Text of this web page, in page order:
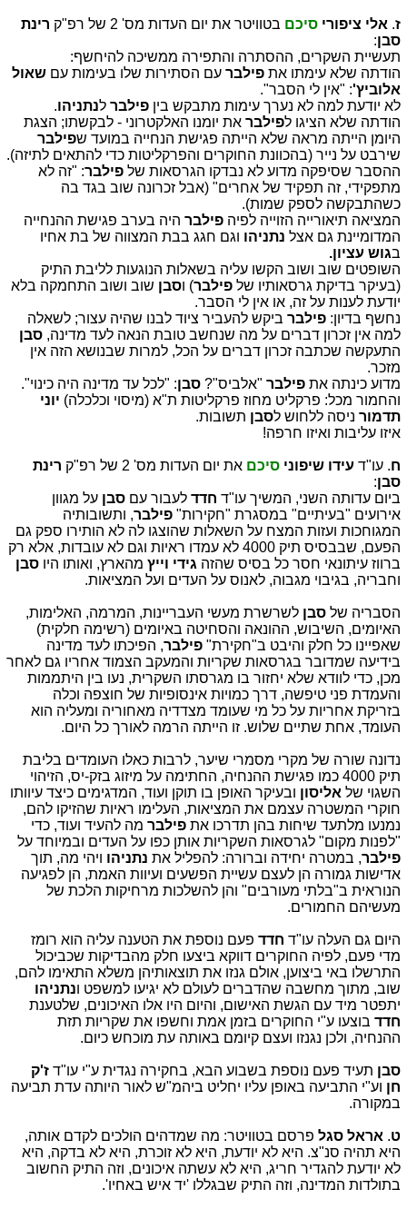
ז. אלי ציפורי סיכם בטוויטר את יום העדות מס' 2 של רפ"ק
רינת
סבן:
תעשיית השקרים, ההסתרה והתפירה ממשיכה להיחשף:
הודתה שלא עימתו את פילבר עם הסתירות שלו בעימות עם שאול
אלוביץ': "אין לי הסבר".
לא יודעת למה לא נערך עימות מתבקש בין פילבר לנתניהו.
הודתה שלא הציגו לפילבר את יומנו האלקטרוני - לבקשתו; הצגת
היומן הייתה מראה שלא הייתה פגישת הנחייה במועד שפילבר
שירבט על נייר (בהכוונת החוקרים והפרקליטות כדי להתאים לתיזה).
ההסבר שסיפקה מדוע לא נבדקו הגרסאות של פילבר: "זה לא
מתפקידי, זה תפקיד של אחרים" (אבל זכרונה שוב בגד בה
כשהתבקשה לספק שמות).
המציאה תיאורייה הזוייה לפיה פילבר היה בערב פגישת ההנחייה
המדומיינת גם אצל נתניהו וגם חגג בבת המצווה של בת אחיו
בגוש עציון.
השופטים שוב ושוב הקשו עליה בשאלות הנוגעות לליבת התיק
(בעיקר בדיקת גרסאותיו של פילבר) וסבן שוב ושוב התחמקה בלא
יודעת לענות על זה, או אין לי הסבר.
נחשף בדיון: פילבר ביקש להעביר ציוד לבנו שהיה עצור; לשאלה
למה אין זכרון דברים על מה שנחשב טובת הנאה לעד מדינה, סבן
התעקשה שכתבה זכרון דברים על הכל, למרות שבנושא הזה אין
מזכר.
מדוע כינתה את פילבר "אלביס"? סבן: "לכל עד מדינה היה כינוי".
והחמור מכל: פרקליט מחוז פרקליטות ת"א (מיסוי וכלכלה) יוני
תדמור ניסה ללחוש לסבן תשובות.
איזו עליבות ואיזו חרפה!
ח. עו"ד עידו שיפוני סיכם את יום העדות מס' 2 של רפ"ק
רינת
סבן:
ביום עדותה השני, המשיך עו"ד חדד לעבור עם סבן על מגוון
אירועים "בעיתיים" במסגרת "חקירות" פילבר, ותשובותיה
המגוחכות ועזות המצח על השאלות שהוצגו לה לא הותירו ספק גם
הפעם, שבבסיס תיק 4000 לא עמדו ראיות וגם לא עובדות, אלא רק
ברווז עיתונאי חסר כל בסיס שהזה גידי וייץ מהארץ, ואותו היו סבן
וחבריה, בגיבוי מגבוה, לאנוס על העדים ועל המציאות.
הסבריה של סבן לשרשרת מעשי העבריינות, המרמה, האלימות,
האיומים, השיבוש, ההונאה והסחיטה באיומים (רשימה חלקית)
שאפיינו כל חלק והיבט ב"חקירת" פילבר, הפיכתו לעד מדינה
בידיעה שמדובר בגרסאות שקריות והמעקב הצמוד אחריו גם לאחר
מכן, כדי לוודא שלא יחזור בו מגרסתו השקרית, נעו בין היתממות
והעמדת פני טיפשה, דרך כמויות אינסופיות של חוצפה וכלה
בזריקת אחריות על כל מי שעומד מצדדיה מאחוריה ומעליה הוא
העומד, אחת שתיים שלוש. זו הייתה הרמה לאורך כל היום.
נדונה שורה של מקרי מסמרי שיער, לרבות כאלו העומדים בליבת
תיק 4000 כמו פגישת ההנחיה, החתימה על מיזוג בזק-יס, הזיהוי
השגוי של אליסון ובעיקר האופן בו תוקן ועוד, המדגימים כיצד עיוותו
חוקרי המשטרה עצמם את המציאות, העלימו ראיות שהזיקו להם,
נמנעו מלתעד שיחות בהן תדרכו את פילבר מה להעיד ועוד, כדי
"לפנות מקום" לגרסאות השקריות אותן כפו על העדים ובמיוחד על
פילבר, במטרה יחידה וברורה: להפליל את נתניהו ויהי מה, תוך
אדישות גמורה הן לעצם עשיית הפשעים ועיוות האמת, הן לפגיעה
הנוראית ב"בלתי מעורבים" והן להשלכות מרחיקות הלכת של
מעשיהם החמורים.
היום גם העלה עו"ד חדד פעם נוספת את הטענה עליה הוא רומז
מדי פעם, לפיה החוקרים דווקא ביצעו חלק מהבדיקות שכביכול
התרשלו באי ביצוען, אולם גנזו את תוצאותיהן משלא התאימו להם,
שוב, מתוך מחשבה שהדברים לעולם לא יגיעו למשפט ונתניהו
יתפטר מיד עם הגשת האישום, והיום היו אלו האיכונים, שלטענת
חדד בוצעו ע"י החוקרים בזמן אמת וחשפו את שקריות תזת
ההנחיה, ולכן נגנזו ועצם קיומם באותה עת מוכחש כיום.
סבן תעיד פעם נוספת בשבוע הבא, בחקירה נגדית ע"י עו"ד ז'ק
חן וע"י התביעה באופן עליו יחליט ביהמ"ש לאור היותה עדת תביעה
במקורה.
ט. אראל סגל פרסם בטוויטר: מה שמדהים הולכים לקדם אותה,
היא תהיה סנ"צ. היא לא יודעת, היא לא זוכרת, היא לא בדקה, היא
לא יודעת להגדיר חריג, היא לא עשתה איכונים, וזה התיק החשוב
בתולדות המדינה, וזה התיק שבגללו 'יד איש באחיו'.